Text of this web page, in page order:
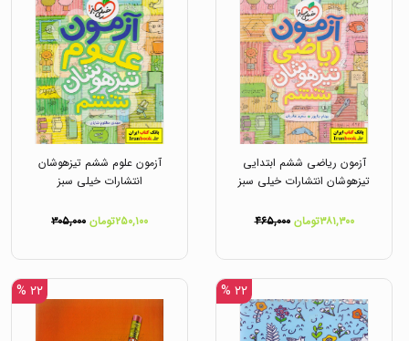
آزمون ریاضی ششم ابتدایی
تیزهوشان انتشارات خیلی سبز
۳۸۱,۳۰۰تومان ۴۶۵,۰۰۰
آزمون علوم ششم تیزهوشان
انتشارات خیلی سبز
۲۵۰,۱۰۰تومان ۳۰۵,۰۰۰
۲۲ % ۲۲ %